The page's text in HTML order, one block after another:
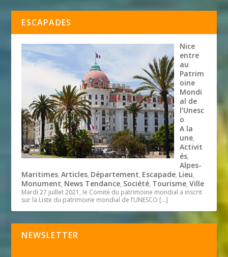
ESCAPADES
Nice
entre
au
Patrim
oine
Mondi
al de
l’Unesc
o
A la
une,
Activit
és,
Alpes-
Maritimes,Articles, Département, Escapade, Lieu,
Monument, News Tendance, Société, Tourisme,Ville
Mardi 27 juillet 2021, le Comité du patrimoine mondial a inscrit
sur la Liste du patrimoine mondial de l’UNESCO […]
NEWSLETTER